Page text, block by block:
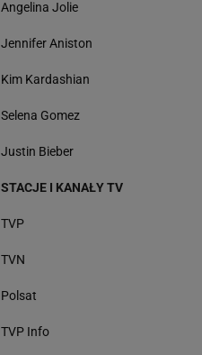
Angelina Jolie
Jennifer Aniston
Kim Kardashian
Selena Gomez
Justin Bieber
STACJE I KANAŁY TV
TVP
TVN
Polsat
TVP Info